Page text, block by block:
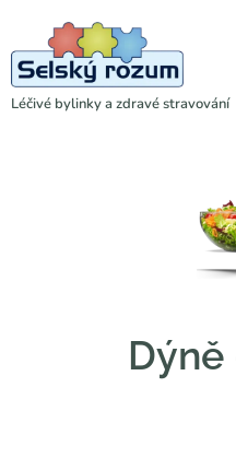
Léčivé bylinky a zdravé stravování